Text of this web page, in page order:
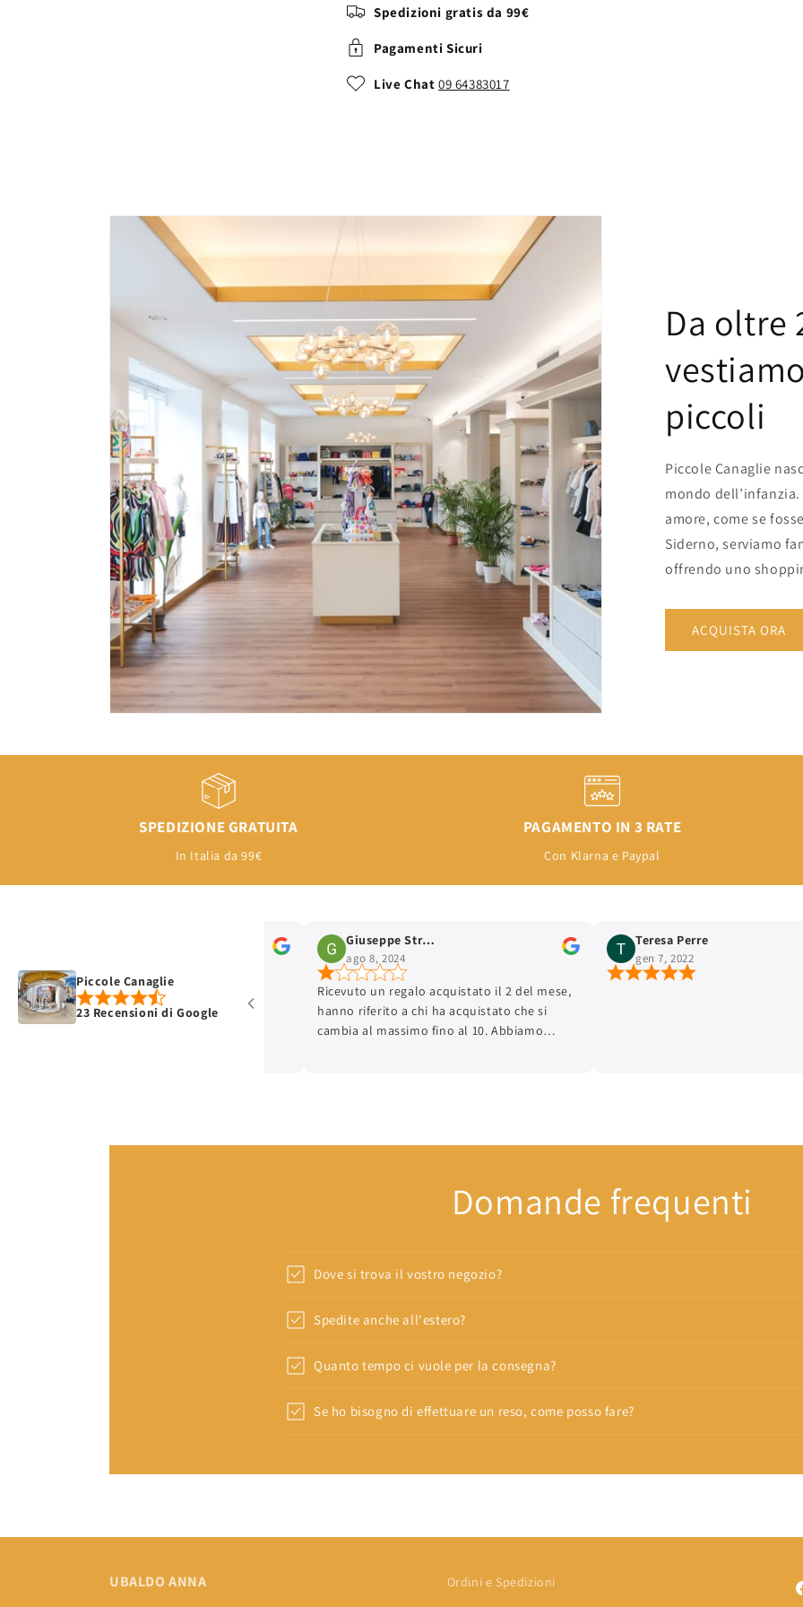
Spedizioni gratis da 99€
Pagamenti Sicuri
Live Chat 09 64383017
Da oltre
piccoli
Piccole Canaglie
mondo
amore, come se
Siderno, serviamo
offrendo uno
ACQUISTA ORA
SPEDIZIONE GRATUITA
In Italia da 99€
PAGAMENTO IN 3 RATE
Con Klarna e Paypal
Piccole Canaglie
23 Recensioni di Google
Giuseppe Strangio
ago 8, 2024
Ricevuto un regalo acquistato il 2 del mese,
hanno riferito a chi ha acquistato che si
cambia al massimo fino al 10. Abbiamo
ha cosa farsene ( GIUSTAMENETE UN
DI UN VESTITINO ) quindi sarebbe giusto che
lo avessimo perso noi dopo che per anni gli
SAREBBE QUELLO CHE SI MERITA.
Teresa Perre
gen 7, 2022
Domande frequenti
Dove si trova il vostro negozio?
Spedite anche all'estero?
Quanto tempo ci vuole per la consegna?
Se ho bisogno di effettuare un reso, come posso fare?
UBALDO ANNA
Ordini e Spedizioni